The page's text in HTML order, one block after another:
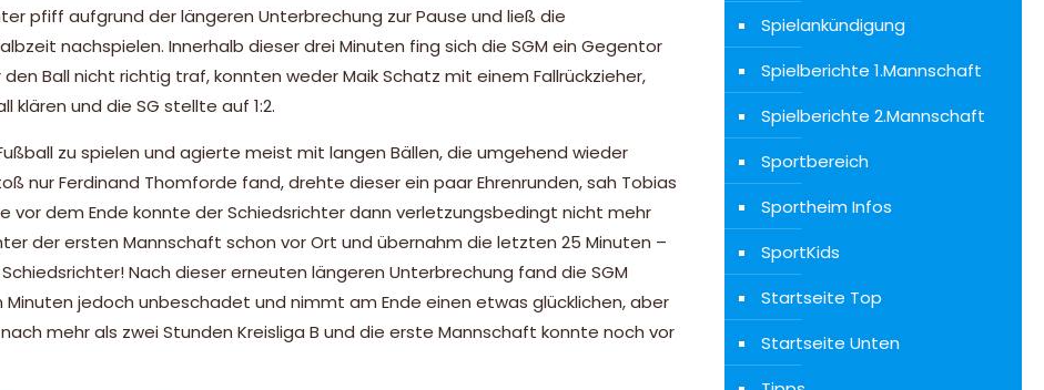
pfiff aufgrund der längeren Unterbrechung zur Pause und ließ die
nachspielen. Innerhalb dieser drei Minuten fing sich die SGM ein Gegentor
den Ball nicht richtig traf, konnten weder Maik Schatz mit einem Fallrückzieher,
klären und die SG stellte auf 1:2.
zu spielen und agierte meist mit langen Bällen, die umgehend wieder
nur Ferdinand Thomforde fand, drehte dieser ein paar Ehrenrunden, sah Tobias
vor dem Ende konnte der Schiedsrichter dann verletzungsbedingt nicht mehr
der ersten Mannschaft schon vor Ort und übernahm die letzten 25 Minuten –
Nach dieser erneuten längeren Unterbrechung fand die SGM
jedoch unbeschadet und nimmt am Ende einen etwas glücklichen, aber
mehr als zwei Stunden Kreisliga B und die erste Mannschaft konnte noch vor
Spielankündigung
Spielberichte 1.Mannschaft
Spielberichte 2.Mannschaft
Sportbereich
Sportheim Infos
SportKids
Startseite Top
Startseite Unten